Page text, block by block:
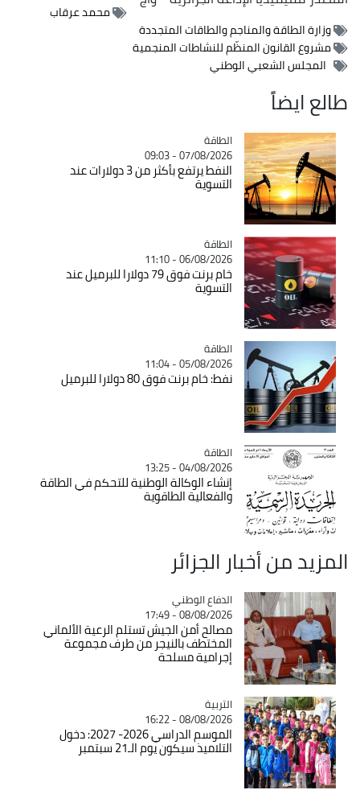
محمد عرقاب
وزارة الطاقة والمناجم والطاقات المتجددة
مشروع القانون المنظّم للنشاطات المنجمية
المجلس الشعبي الوطني
طالع ايضاً
Catégorie
الطاقة
07/08/2026 - 09:03
النفط يرتفع بأكثر من 3 دولارات عند
التسوية
Catégorie
الطاقة
06/08/2026 - 11:10
خام برنت فوق 79 دولارا للبرميل عند
التسوية
Catégorie
الطاقة
05/08/2026 - 11:04
نفط: خام برنت فوق 80 دولارا للبرميل
Catégorie
الطاقة
04/08/2026 - 13:25
إنشاء الوكالة الوطنية للتحكم في الطاقة
والفعالية الطاقوية
المزيد من أخبار الجزائر
Catégorie
الدفاع الوطني
08/08/2026 - 17:49
مصالح أمن الجيش تستلم الرعية الألماني
المختطف بالنيجر من طرف مجموعة
إجرامية مسلحة
Catégorie
التربية
08/08/2026 - 16:22
الموسم الدراسي 2026- 2027: دخول
التلاميذ سيكون يوم الـ21 سبتمبر